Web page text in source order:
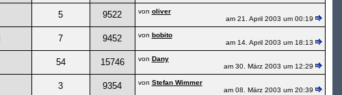
5 9522 von oliver
am 21. April 2003 um 00:19
7 9452 von bobito
am 14. April 2003 um 18:13
54 15746 von Dany
am 30. März 2003 um 12:29
3 9354 von Stefan Wimmer
am 08. März 2003 um 20:39